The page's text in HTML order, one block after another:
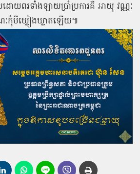
យពរទាំងឡាយប្រាំប្រការគឺ អាយុ វណ្ណៈ
កុំបីឃ្លៀងឃ្លាតឡើយ៕